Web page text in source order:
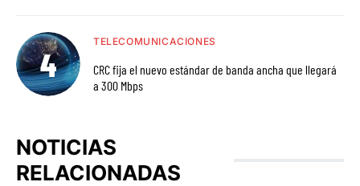
TELECOMUNICACIONES
CRC fija el nuevo estándar de banda ancha que llegará
a 300 Mbps
NOTICIAS
RELACIONADAS